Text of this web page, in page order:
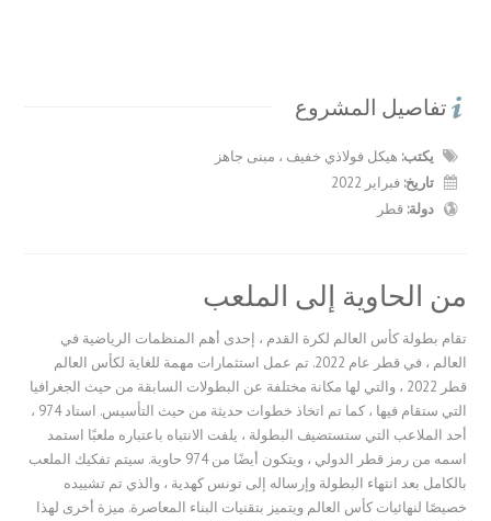
تفاصيل المشروع
يكتب: هيكل فولاذي خفيف ، مبنى جاهز
تاريخ: فبراير 2022
دولة: قطر
من الحاوية إلى الملعب
تقام بطولة كأس العالم لكرة القدم ، إحدى أهم المنظمات الرياضية في
العالم ، في قطر عام 2022. تم عمل استثمارات مهمة للغاية لكأس العالم
قطر 2022 ، والتي لها مكانة مختلفة عن البطولات السابقة من حيث الجغرافيا
التي ستقام فيها ، كما تم اتخاذ خطوات حديثة من حيث التأسيس. استاد 974 ،
أحد الملاعب التي ستستضيف البطولة ، يلفت الانتباه باعتباره ملعبًا استمد
اسمه من رمز قطر الدولي ، ويتكون أيضًا من 974 حاوية. سيتم تفكيك الملعب
بالكامل بعد انتهاء البطولة وإرساله إلى تونس كهدية ، والذي تم تشييده
خصيصًا لنهائيات كأس العالم ويتميز بتقنيات البناء المعاصرة. ميزة أخرى لهذا